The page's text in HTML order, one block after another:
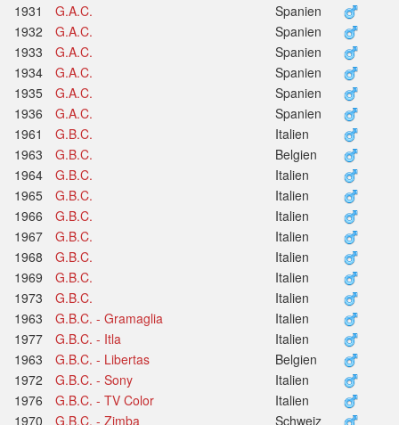
1931
G.A.C.
Spanien
1932
G.A.C.
Spanien
1933
G.A.C.
Spanien
1934
G.A.C.
Spanien
1935
G.A.C.
Spanien
1936
G.A.C.
Spanien
1961
G.B.C.
Italien
1963
G.B.C.
Belgien
1964
G.B.C.
Italien
1965
G.B.C.
Italien
1966
G.B.C.
Italien
1967
G.B.C.
Italien
1968
G.B.C.
Italien
1969
G.B.C.
Italien
1973
G.B.C.
Italien
1963
G.B.C. - Gramaglia
Italien
1977
G.B.C. - Itla
Italien
1963
G.B.C. - Libertas
Belgien
1972
G.B.C. - Sony
Italien
1976
G.B.C. - TV Color
Italien
1970
G.B.C. - Zimba
Schweiz